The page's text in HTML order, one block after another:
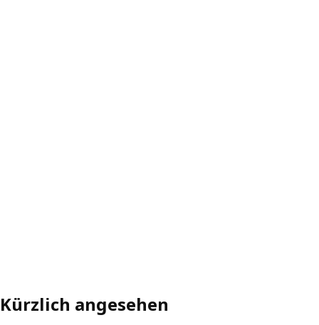
Kürzlich angesehen